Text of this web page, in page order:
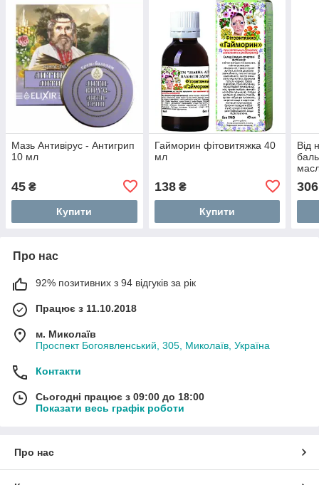
Мазь Антивірус - Антигрип
10 мл
45 ₴
Купити
Гайморин фітовитяжка 40
мл
138₴
Купити
Від
306
Про нас
92% позитивних з 94 відгуків за рік
Працює з 11.10.2018
м. Миколаїв
Проспект Богоявленський, 305, Миколаїв, Україна
Контакти
Сьогодні працює з 09:00 до 18:00
Показати весь графік роботи
Про нас